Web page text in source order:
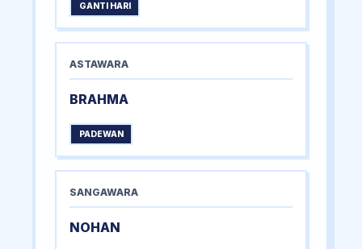
GANTI HARI
ASTAWARA
BRAHMA
PADEWAN
SANGAWARA
NOHAN